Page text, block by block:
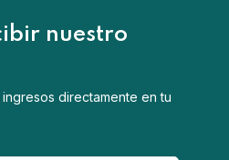
nuestro
directamente en tu